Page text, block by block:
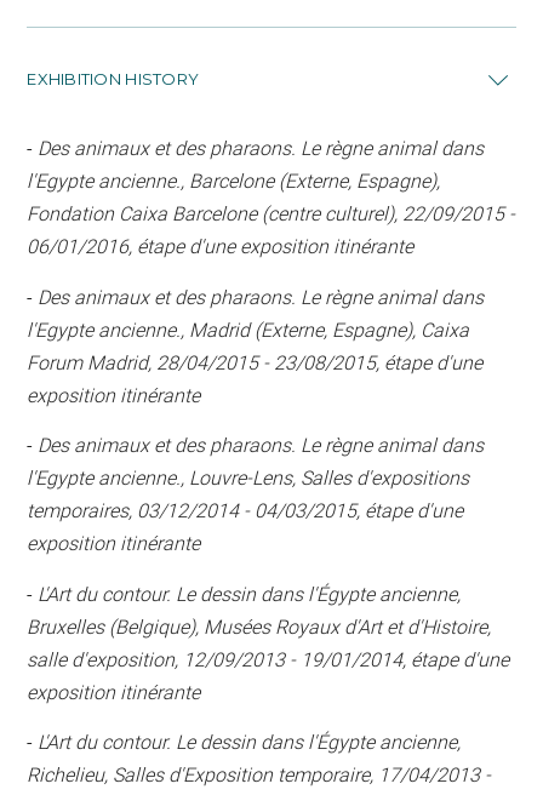
EXHIBITION HISTORY
- Des animaux et des pharaons. Le règne animal dans
l'Egypte ancienne., Barcelone (Externe, Espagne),
Fondation Caixa Barcelone (centre culturel), 22/09/2015 -
06/01/2016, étape d'une exposition itinérante
- Des animaux et des pharaons. Le règne animal dans
l'Egypte ancienne., Madrid (Externe, Espagne), Caixa
Forum Madrid, 28/04/2015 - 23/08/2015, étape d'une
exposition itinérante
- Des animaux et des pharaons. Le règne animal dans
l'Egypte ancienne., Louvre-Lens, Salles d'expositions
temporaires, 03/12/2014 - 04/03/2015, étape d'une
exposition itinérante
- L'Art du contour. Le dessin dans l'Égypte ancienne,
Bruxelles (Belgique), Musées Royaux d'Art et d'Histoire,
salle d'exposition, 12/09/2013 - 19/01/2014, étape d'une
exposition itinérante
- L'Art du contour. Le dessin dans l'Égypte ancienne,
Richelieu, Salles d'Exposition temporaire, 17/04/2013 -